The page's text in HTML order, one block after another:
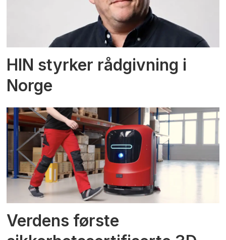
HIN styrker rådgivning i
Norge
Verdens første